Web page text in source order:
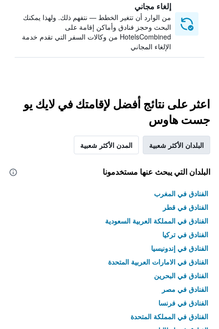
إلغاء مجاني
من الوارد أن تتغير الخطط — نتفهم ذلك. ولهذا يمكنك
البحث وحجز فنادق وأماكن إقامة على
HotelsCombined من وكالات السفر التي تقدم خدمة
الإلغاء المجاني
اعثر على نتائج أفضل لإقامتك في لايك يو
جست هاوس
البلدان الأكثر شعبية المدن الأكثر شعبية
البلدان التي يبحث عنها مستخدمونا
الفنادق في المغرب
الفنادق في قطر
الفنادق في المملكة العربية السعودية
الفنادق في تركيا
الفنادق في إندونيسيا
الفنادق في الامارات العربية المتحدة
الفنادق في البحرين
الفنادق في مصر
الفنادق في فرنسا
الفنادق في المملكة المتحدة